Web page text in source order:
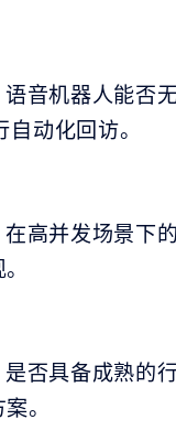
音机器人能否
动化回访。
高并发场景下
否具备成熟的
。